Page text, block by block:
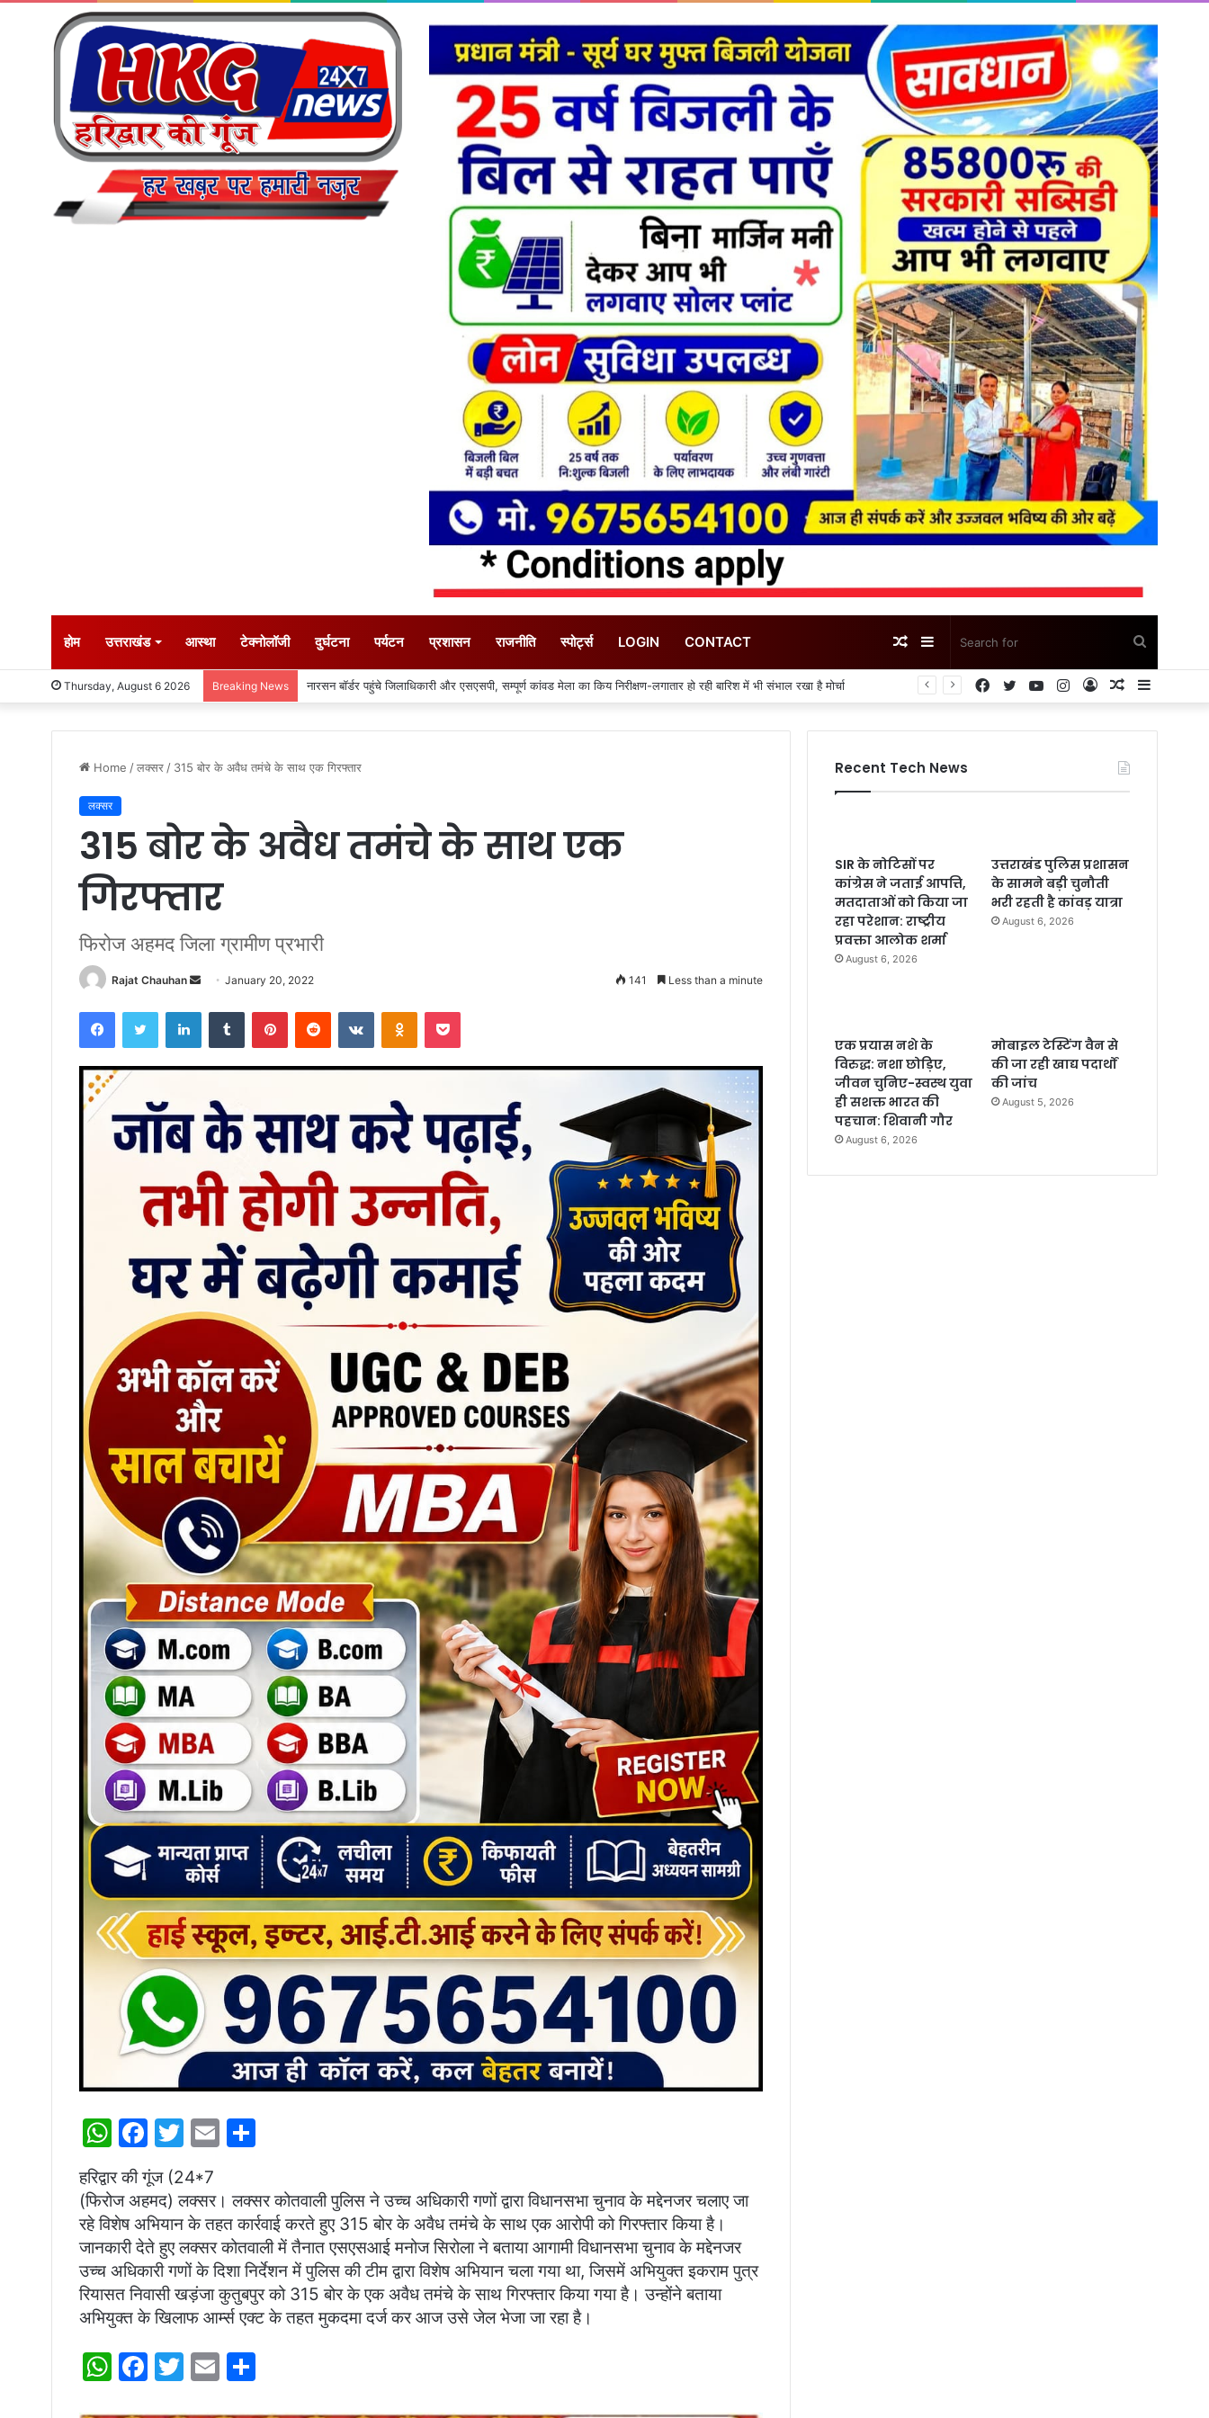
होम उत्तराखंड आस्था टेक्नोलॉजी दुर्घटना पर्यटन प्रशासन राजनीति स्पोर्ट्स LOGIN CONTACT
for
Sidebar
Random
Article
Thursday, August 6 2026 Breaking News SIR के नोटिसों पर कांग्रेस ने जताई आपत्ति, मतदाताओं को किया जा रहा परेशान: राष्ट्रीय प्रवक्ता आलोक शर्मा Sidebar
Random
Log
Instagram
YouTube
Twitter
Facebook
Home /लक्सर / 315 बोर के अवैध तमंचे के साथ एक गिरफ्तार
लक्सर
315 बोर के अवैध तमंचे के साथ एक
गिरफ्तार
फिरोज अहमद जिला ग्रामीण प्रभारी
Rajat Chauhan
Send
email
January 20, 2022 141 Less than a minute
FacebookTwitter LinkedInTumblr PinterestReddit VKontakteOdnoklassniki
Pocket
W
at
s
A
p
p
F
a
c
e
b
o
o
k
T
itt
er
E
ai
l
ar
e
हरिद्वार की गूंज (24*7
(फिरोज अहमद) लक्सर। लक्सर कोतवाली पुलिस ने उच्च अधिकारी गणों द्वारा विधानसभा चुनाव के मद्देनजर चलाए जा
रहे विशेष अभियान के तहत कार्रवाई करते हुए 315 बोर के अवैध तमंचे के साथ एक आरोपी को गिरफ्तार किया है।
जानकारी देते हुए लक्सर कोतवाली में तैनात एसएसआई मनोज सिरोला ने बताया आगामी विधानसभा चुनाव के मद्देनजर
उच्च अधिकारी गणों के दिशा निर्देशन में पुलिस की टीम द्वारा विशेष अभियान चला गया था, जिसमें अभियुक्त इकराम पुत्र
रियासत निवासी खड़ंजा कुतुबपुर को 315 बोर के एक अवैध तमंचे के साथ गिरफ्तार किया गया है। उन्होंने बताया
अभियुक्त के खिलाफ आर्म्स एक्ट के तहत मुकदमा दर्ज कर आज उसे जेल भेजा जा रहा है।
W F
T
E
Recent Tech News
SIR के नोटिसों पर
कांग्रेस ने जताई आपत्ति,
मतदाताओं को किया जा
रहा परेशान: राष्ट्रीय
प्रवक्ता आलोक शर्मा
August 6, 2026
उत्तराखंड पुलिस प्रशासन
के सामने बड़ी चुनौती
भरी रहती है कांवड़ यात्रा
August 6, 2026
एक प्रयास नशे के
विरुद्ध: नशा छोड़िए,
जीवन चुनिए-स्वस्थ युवा
ही सशक्त भारत की
पहचान: शिवानी गौर
August 6, 2026
मोबाइल टेस्टिंग वैन से
की जा रही खाद्य पदार्थों
की जांच
August 5, 2026